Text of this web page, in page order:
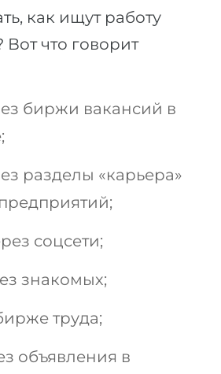
как ищут работу
что говорит
биржи вакансий в
разделы «карьера»
соцсети;
знакомых;
труда;
объявления в